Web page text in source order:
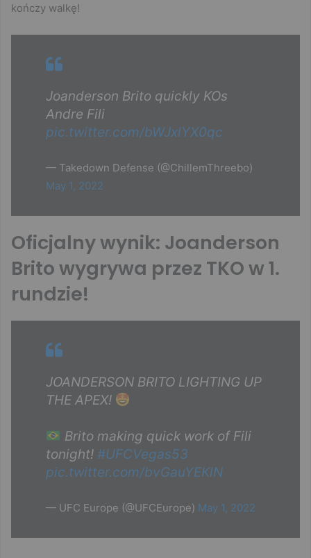
kończy walkę!
Joanderson Brito quickly KOs
Andre Fili
pic.twitter.com/bWJxlYX0qc
— Takedown Defense (@ChillemThreebo)
May 1, 2022
Oficjalny wynik: Joanderson
Brito wygrywa przez TKO w 1.
rundzie!
JOANDERSON BRITO LIGHTING UP
THE APEX!
Brito making quick work of Fili
tonight! #UFCVegas53
pic.twitter.com/bvGauYEKlN
— UFC Europe (@UFCEurope) May 1, 2022